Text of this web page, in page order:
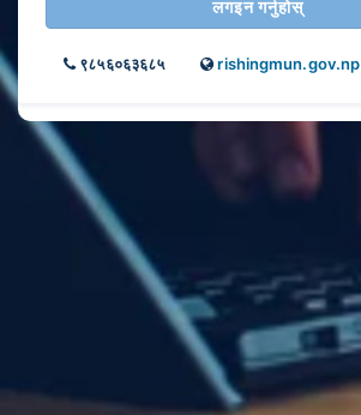
लगइन गर्नुहोस्
९८५६०६३६८५ rishingmun.gov.np